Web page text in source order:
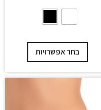
בחר אפשרויות